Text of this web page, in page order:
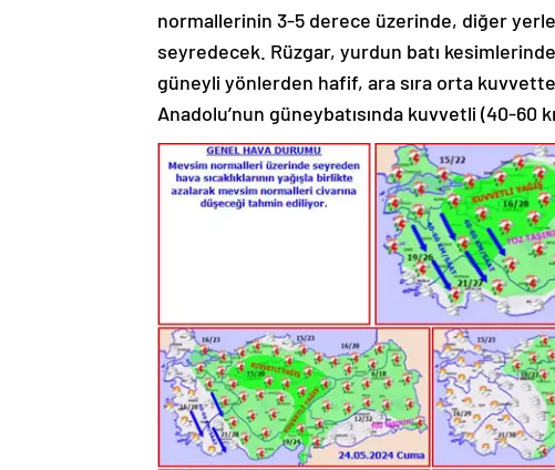
normallerinin 3-5 derece üzerinde, diğer
seyredecek. Rüzgar, yurdun batı
güneyli yönlerden hafif, ara sıra orta
Anadolu’nun güneybatısında kuvvetli (40-60